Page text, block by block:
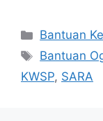
Categories
Bantuan
Tags
Bantuan
KWSP, SARA